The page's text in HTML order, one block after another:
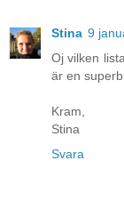
Stina 9
Oj vilken
är en
Kram,
Stina
Svara